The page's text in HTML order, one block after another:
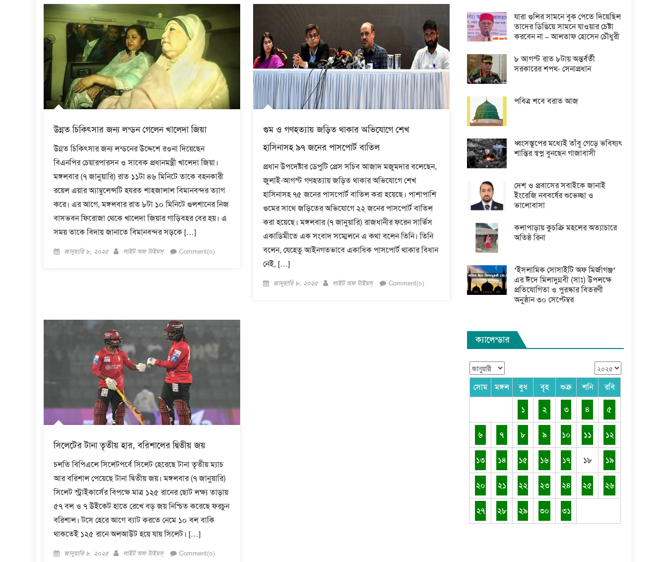
উন্নত চিকিৎসার জন্য লন্ডন গেলেন খালেদা জিয়া
উন্নত চিকিৎসার জন্য লন্ডনের উদ্দেশে রওনা দিয়েছেন
বিএনপির চেয়ারপারসন ও সাবেক প্রধানমন্ত্রী খালেদা জিয়া।
মঙ্গলবার (৭ জানুয়ারি) রাত ১১টা ৪৬ মিনিটে তাকে বহনকারী
রয়েল এয়ার অ্যাম্বুলেন্সটি হযরত শাহজালাল বিমানবন্দর ত্যাগ
করে। এর আগে, মঙ্গলবার রাত ৮টা ১০ মিনিটে গুলশানের নিজ
বাসভবন ফিরোজা থেকে খালেদা জিয়ার গাড়িবহর বের হয়। এ
সময় তাকে বিদায় জানাতে বিমানবন্দর সড়কে […]
Posted
জানুয়ারি ৮, ২০২৫ Author
লাইট অফ টাইমস্ Comment(০)
গুম ও গণহত্যায় জড়িত থাকার অভিযোগে শেখ
হাসিনাসহ ৯৭ জনের পাসপোর্ট বাতিল
প্রধান উপদেষ্টার ডেপুটি প্রেস সচিব আজাদ মজুমদার বলেছেন,
জুলাই-আগস্ট গণহত্যায় জড়িত থাকার অভিযোগে শেখ
হাসিনাসহ ৭৫ জনের পাসপোর্ট বাতিল করা হয়েছে। পাশাপাশি
গুমের সাথে জড়িতের অভিযোগে ২২ জনের পাসপোর্ট বাতিল
করা হয়েছে। মঙ্গলবার (৭ জানুয়ারি) রাজধানীর ফরেন সার্ভিস
একাডিমীতে এক সংবাদ সম্মেলনে এ কথা বলেন তিনি। তিনি
বলেন, যেহেতু আইনগতভাবে একাধিক পাসপোর্ট থাকার বিধান
নেই, […]
Posted
জানুয়ারি ৮, ২০২৫ Author
লাইট অফ টাইমস্ Comment(০)
সিলেটের টানা তৃতীয় হার, বরিশালের দ্বিতীয় জয়
চলতি বিপিএলে সিলেটপর্বে সিলেট হেরেছে টানা তৃতীয় ম্যাচ
আর বরিশাল পেয়েছে টানা দ্বিতীয় জয়। মঙ্গলবার (৭ জানুয়ারি)
সিলেট স্ট্রাইকার্সের বিপক্ষে মাত্র ১২৫ রানের ছোট লক্ষ্য তাড়ায়
৫৭ বল ও ৭ উইকেট হাতে রেখে বড় জয় নিশ্চিত করেছে ফরচুন
বরিশাল। টসে হেরে আগে ব্যাট করতে নেমে ১০ বল বাকি
থাকতেই ১২৫ রানে অলআউট হয়ে যায় সিলেট। […]
Posted
জানুয়ারি ৮, ২০২৫ Author
লাইট অফ টাইমস্ Comment(০)
যারা গুলির সামনে বুক পেতে দিয়েছিল
তাদের ডিঙিয়ে সামনে যাওয়ার চেষ্টা
করবেন না – আলতাফ হোসেন চৌধুরী
৮ আগস্ট রাত ৮টায় অন্তর্বর্তী
সরকারের শপথ- সেনাপ্রধান
পবিত্র শবে বরাত আজ
ধ্বংসস্তূপের মধ্যেই তাঁবু গেড়ে ভবিষ্যৎ
শান্তির স্বপ্ন বুনছেন গাজাবাসী
দেশ ও প্রবাসের সবাইকে জানাই
ইংরেজি নববর্ষের শুভেচ্ছা ও
ভালোবাসা
কলাপাড়ায় কুচক্রি মহলের অত্যাচারে
অতিষ্ঠ রিনা
‘ইসলামিক সোসাইটি অফ মির্জাগঞ্জ‘
এর ঈদে মিলাদুন্নবী (সাঃ) উপলক্ষে
প্রতিযোগিতা ও পুরস্কার বিতরণী
অনুষ্ঠান ৩০ সেপ্টেম্বর
ক্যালেন্ডার
সোম মঙ্গল বুধ বৃহ শুক্র শনি রবি
১ ২ ৩ ৪ ৫
৬ ৭ ৮ ৯ ১০ ১১ ১২
১৩ ১৪ ১৫ ১৬ ১৭ ১৮ ১৯
২০ ২১ ২২ ২৩ ২৪ ২৫ ২৬
২৭ ২৮ ২৯ ৩০ ৩১